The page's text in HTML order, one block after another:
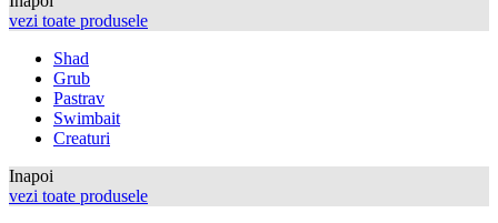
vezi toate produsele
Shad
Grub
Pastrav
Swimbait
Creaturi
Inapoi
vezi toate produsele